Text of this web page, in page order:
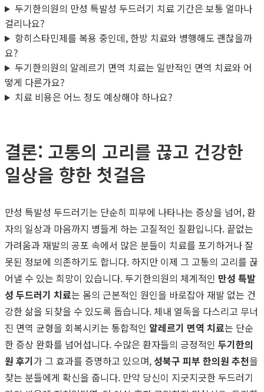
두기한의원의 만성 특발성 두드러기 치료 기간은 보통 얼마나
걸리나요?
항히스타민제를 복용 중인데, 한방 치료와 병행해도 괜찮을까
요?
두기한의원의 알레르기 면역 치료는 일반적인 면역 치료와 어
떻게 다른가요?
치료 비용은 어느 정도 예상해야 하나요?
결론: 고통의 고리를 끊고 건강한
일상을 향한 첫걸음
만성 특발성 두드러기는 단순히 피부에 나타나는 증상을 넘어, 환
자의 일상과 마음까지 병들게 하는 고질적인 질환입니다. 끝없는
가려움과 재발의 공포 속에서 많은 분들이 치료를 포기하거나 잘
못된 정보에 의존하기도 합니다. 하지만 이제 그 고통의 고리를 끊
어낼 수 있는 희망이 있습니다. 두기한의원의 체계적인 만성 특발
성 두드러기 치료는 몸의 근본적인 원인을 바로잡아 재발 없는 건
강한 삶을 되찾을 수 있도록 돕습니다. 체내 열독을 다스리고 무너
진 면역 균형을 회복시키는 통합적인 알레르기 면역 치료는 단순
한 증상 완화를 넘어섭니다. 수많은 환자들의 긍정적인 두기한의
원 후기가 그 효과를 증명하고 있으며,성북구 피부 한의원 추천을
찾는 분들에게 확신을 줍니다. 만약 당신이 지긋지긋한 두드러기